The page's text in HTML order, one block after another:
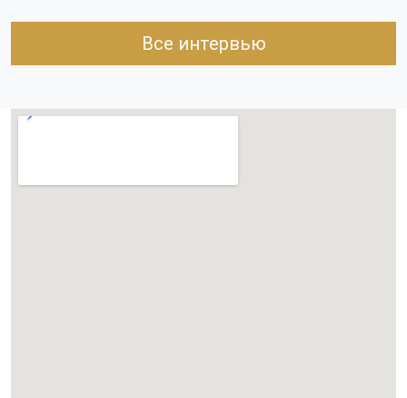
Все интервью